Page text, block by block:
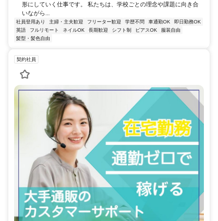
形にしていく仕事です。 私たちは、学校ごとの理念や課題に向き合
いながら...
社員登用あり 主婦・主夫歓迎 フリーター歓迎 学歴不問 車通勤OK
即日勤務OK
英語
フルリモート ネイルOK 長期歓迎 シフト制 ピアスOK
服装自由
髪型・髪色自由
契約社員